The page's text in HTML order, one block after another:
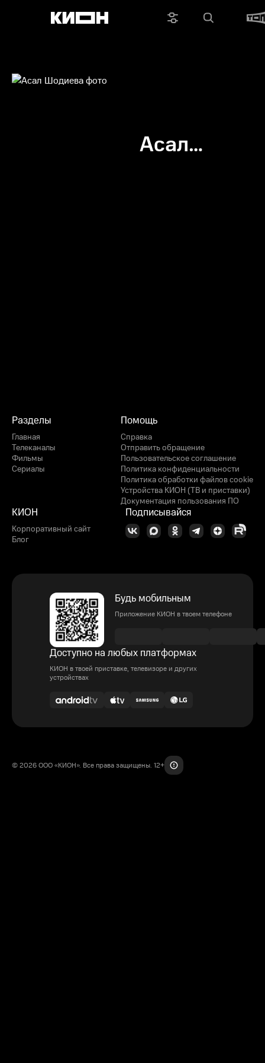
Асал
Разделы
Главная
Телеканалы
Фильмы
Сериалы
Помощь
Справка
Отправить обращение
Пользовательское соглашение
Политика конфиденциальности
Политика обработки файлов cookie
Устройства КИОН (ТВ и приставки)
Документация пользования ПО
КИОН
Корпоративный сайт
Блог
Подписывайся
Будь мобильным
Приложение КИОН в твоем телефоне
Доступно на любых платформах
КИОН в твоей приставке, телевизоре и других
устройствах
© 2026 ООО «КИОН». Все права защищены. 12+